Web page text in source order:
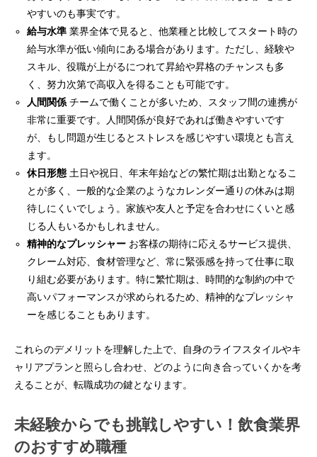
やすいのも事実です。
給与水準 業界全体で見ると、他業種と比較してスタート時の
給与水準が低い傾向にある場合があります。ただし、経験や
スキル、役職が上がるにつれて昇給や昇格のチャンスも多
く、努力次第で高収入を得ることも可能です。
人間関係 チームで働くことが多いため、スタッフ間の連携が
非常に重要です。人間関係が良好であれば働きやすいです
が、もし問題が生じるとストレスを感じやすい環境とも言え
ます。
休日形態 土日や祝日、年末年始などの繁忙期は出勤となるこ
とが多く、一般的な企業のようなカレンダー通りの休みは期
待しにくいでしょう。家族や友人と予定を合わせにくいと感
じる人もいるかもしれません。
精神的なプレッシャー お客様の期待に応えるサービス提供、
クレーム対応、食材管理など、常に緊張感を持って仕事に取
り組む必要があります。特に繁忙期は、時間的な制約の中で
高いパフォーマンスが求められるため、精神的なプレッシャ
ーを感じることもあります。
これらのデメリットを理解した上で、自身のライフスタイルやキ
ャリアプランと照らし合わせ、どのように向き合っていくかを考
えることが、転職成功の鍵となります。
未経験からでも挑戦しやすい！飲食業界
のおすすめ職種